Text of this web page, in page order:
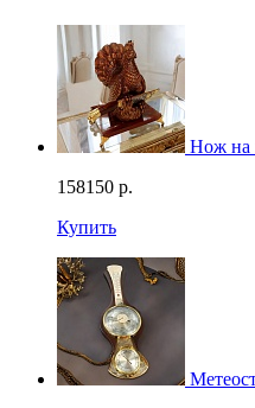
Нож на
158150 р.
Купить